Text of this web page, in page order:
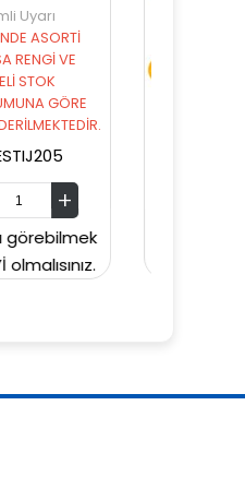
Önemli Uyarı
:ÜRÜNDE ASORTİ
VARSA RENGİ VE
MODELİ STOK
DURUMUNA GÖRE
GÖNDERİLMEKTEDİR.
PRESTIJ203
Fiyatları görebilmek
için BAYİ olmalısınız.